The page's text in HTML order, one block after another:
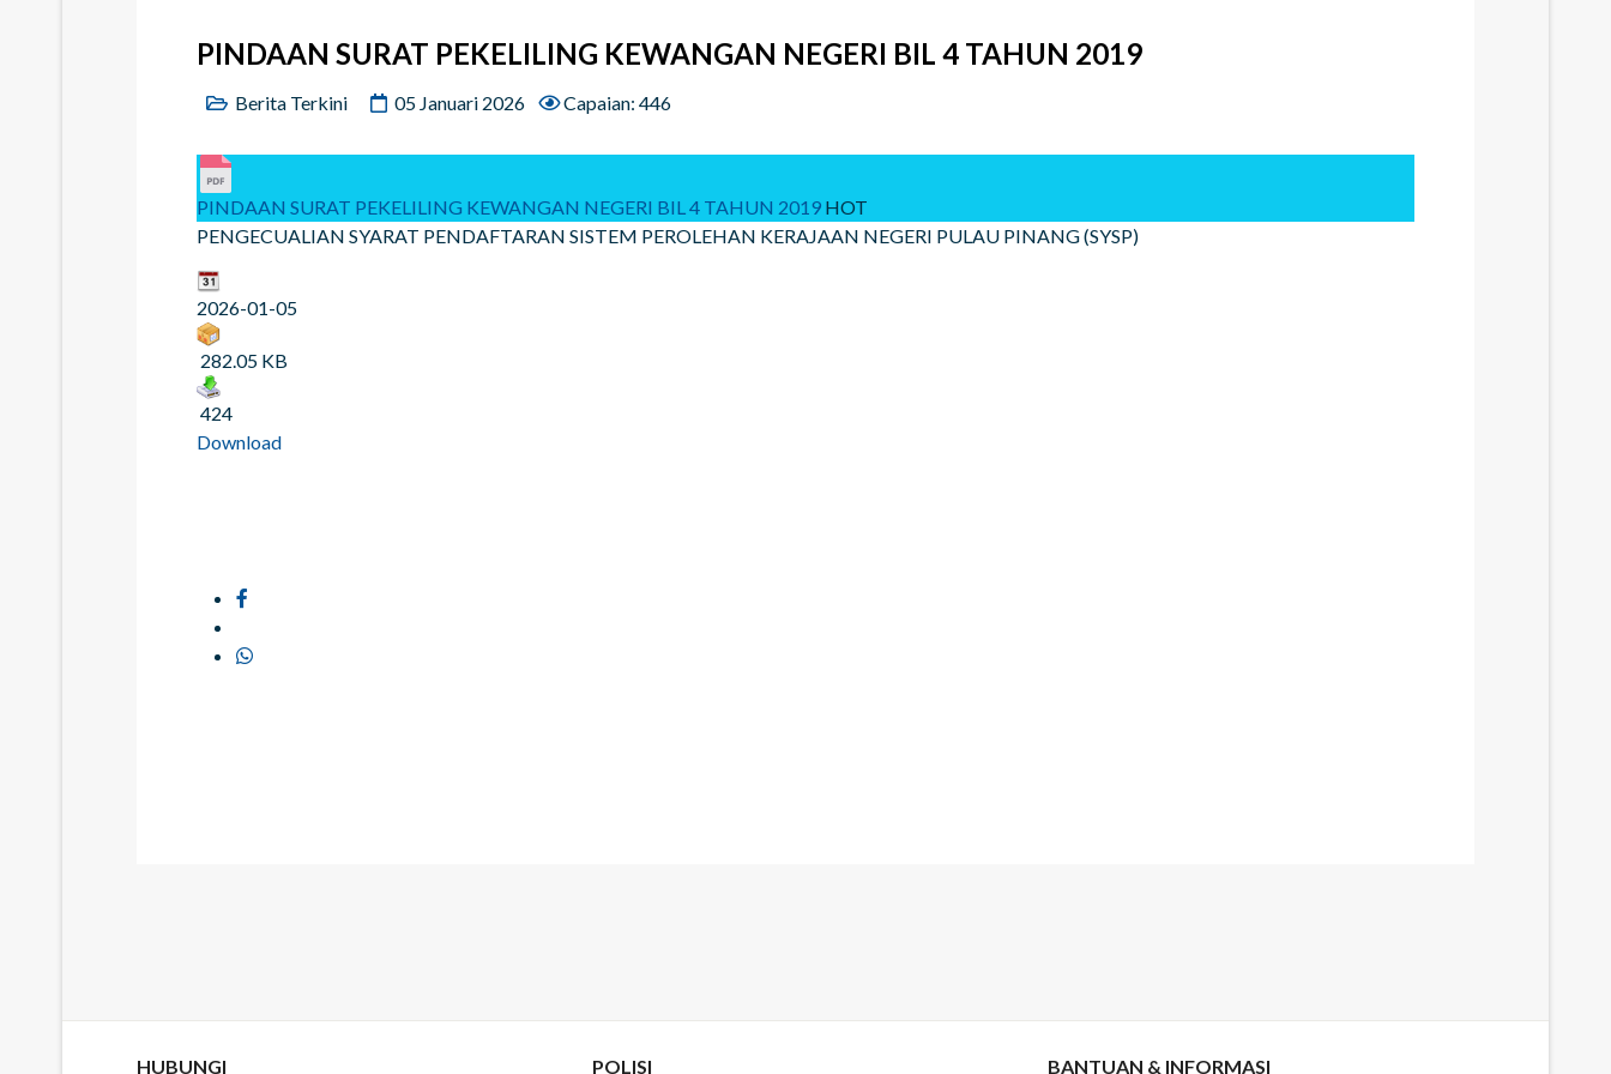
PINDAAN SURAT PEKELILING KEWANGAN NEGERI BIL 4 TAHUN 2019
Berita Terkini 05 Januari 2026 Capaian: 446
PINDAAN SURAT PEKELILING KEWANGAN NEGERI BIL 4 TAHUN 2019 HOT
PENGECUALIAN SYARAT PENDAFTARAN SISTEM PEROLEHAN KERAJAAN NEGERI PULAU PINANG (SYSP)
2026-01-05
282.05 KB
424
Download
HUBUNGI POLISI BANTUAN & INFORMASI